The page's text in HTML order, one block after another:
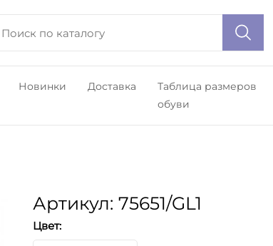
Новинки Доставка
Таблица размеров
обуви
Артикул: 75651/GL1
Цвет: